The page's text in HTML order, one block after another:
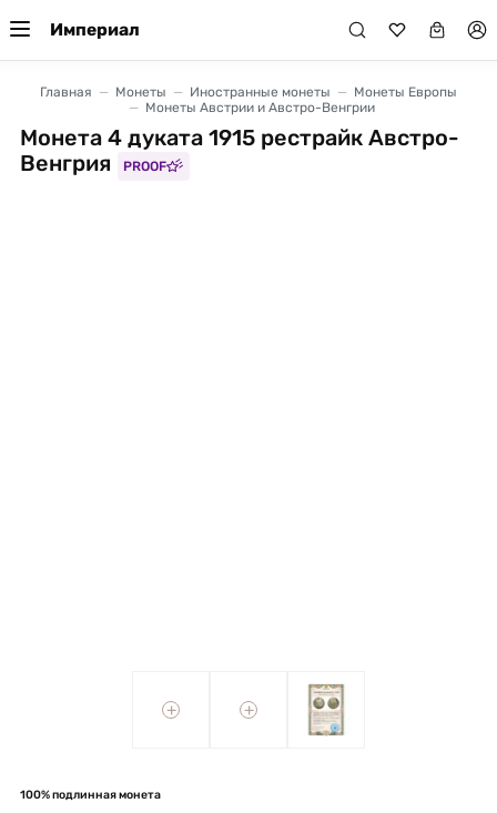
Империал
Главная Монеты Иностранные монеты
Монеты Европы
Монеты Австрии и Австро-Венгрии
Монета 4 дуката 1915 рестрайк Австро-
Венгрия
PROOF
+ +
100% подлинная монета